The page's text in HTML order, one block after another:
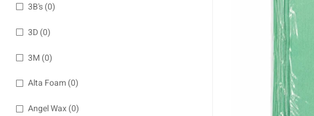
3B's(0)
3D(0)
3M (0)
Alta Foam(0)
Angel Wax(0)